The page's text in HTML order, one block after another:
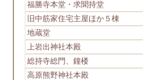
福勝寺本堂・求聞持堂
旧中筋家住宅主屋ほか５棟
地蔵堂
上岩出神社本殿
総持寺総門、鐘楼
高原熊野神社本殿